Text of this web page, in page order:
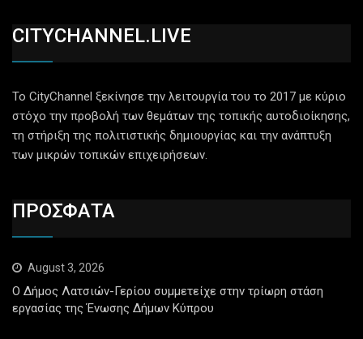
CITYCHANNEL.LIVE
Το CityChannel ξεκίνησε την λειτουργία του το 2017 με κύριο
στόχο την προβολή των θεμάτων της τοπικής αυτοδιοίκησης,
τη στήριξη της πολιτιστικής δημιουργίας και την ανάπτυξη
των μικρών τοπικών επιχειρήσεων.
ΠΡΟΣΦΑΤΑ
August 3, 2026
Ο Δήμος Λατσιών-Γερίου συμμετείχε στην τρίωρη στάση
εργασίας της Ένωσης Δήμων Κύπρου